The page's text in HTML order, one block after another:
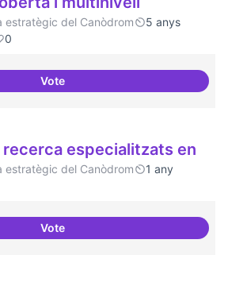
estratègic del Canòdrom
5 anys
0
VoteGovernança oberta i multinivell
especialitzats en
estratègic del Canòdrom
1 any
VoteProjectes de recerca